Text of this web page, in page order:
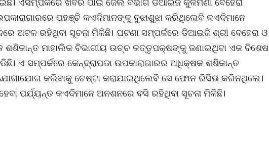
ପହଞ୍ଚି କଏଦିମାନଙ୍କୁ ବୁଝାଶୁଝା କରିଥିଲେବି କଏଦିମାନେ
ଅଟଳ ରହିଥିବା ସୂଚନା ମିଳିଛି। ଘଟଣା ସମ୍ପର୍କରେ ଡିଆଇଜି ଶ୍ରୀ ବେହେରା ଓ
ମାହାଲିକ ବିଭାଗୀୟ ଉଚ୍ଚ କତ୍ତୃପକ୍ଷଙ୍କୁ ଜଣାଇଥିବା ଏକ ବିଶେଷ
ଏ ସମ୍ପର୍କରେ କେନ୍ଦ୍ରାପଡା ଉପକାରାଗାରର ଅଧିକ୍ଷକ ଶଶିକାନ୍ତ
କରିବାକୁ ଚେଷ୍ଟା କରାଯାଇଥିଲେବି ସେ ଫୋନ ରିସିଭ କରିନଥିଲେ।
ପର୍ଯ୍ୟନ୍ତ କଏଦିମାନେ ଅନଶନରେ ବସି ରହିଥିବା ସୂଚନା ମିଳିଛି।